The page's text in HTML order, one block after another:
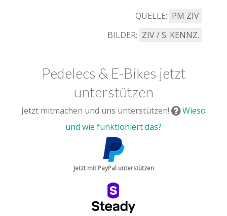
QUELLE: PM ZIV
BILDER: ZIV / S. KENNZ.
Pedelecs & E-Bikes jetzt
unterstützen
Jetzt mitmachen und uns unterstützen!
Wieso
und wie funktioniert das?
Jetzt mit PayPal unterstützen